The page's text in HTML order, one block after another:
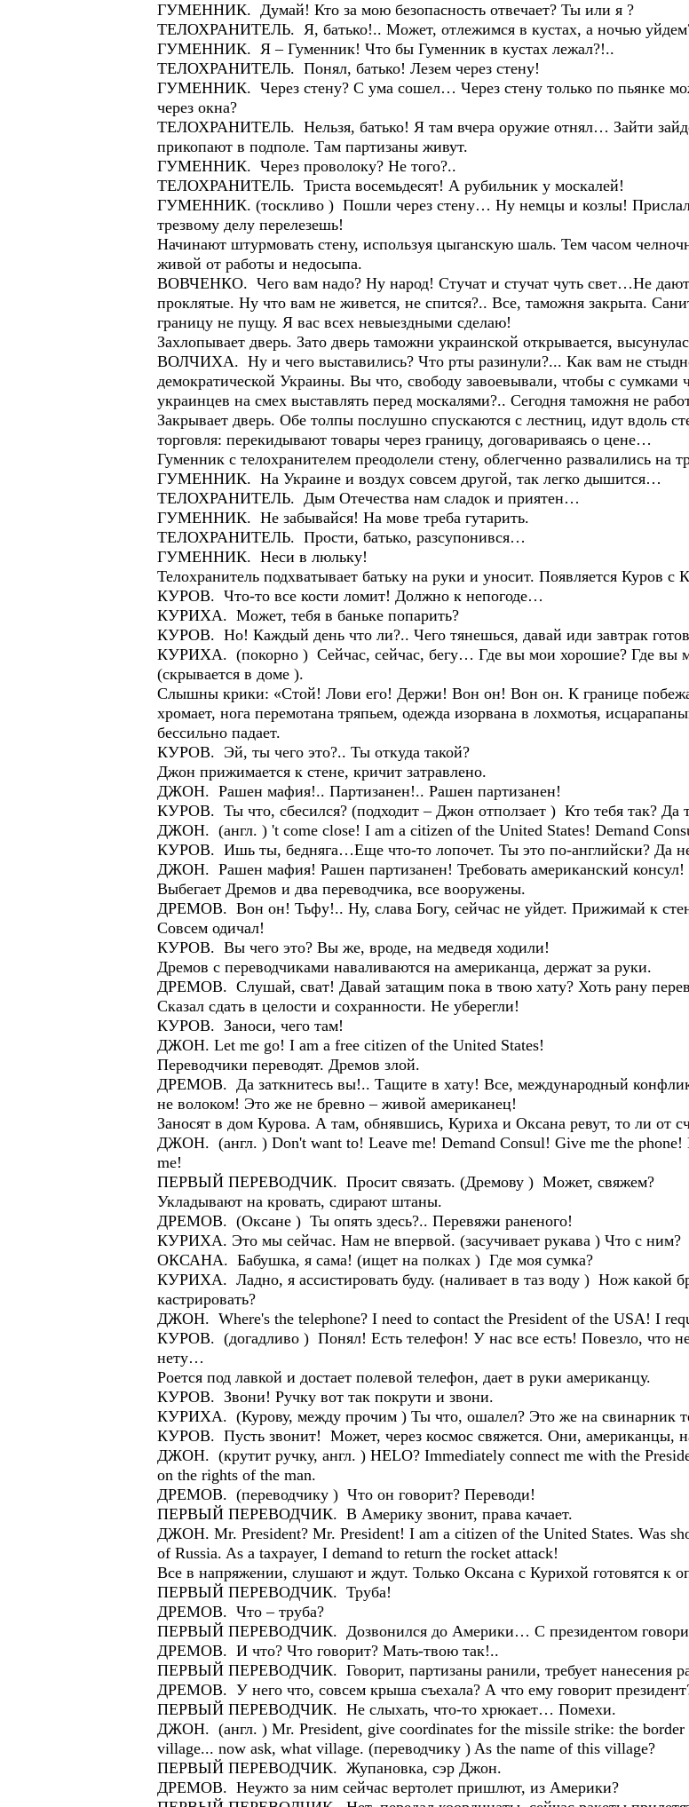
ГУМЕННИК. Думай! Кто за мою безопасность отвечает? Ты или я ?
ТЕЛОХРАНИТЕЛЬ. Я, батько!.. Может, отлежимся в кустах, а ночью
ГУМЕННИК. Я – Гуменник! Что бы Гуменник в кустах лежал?!..
ТЕЛОХРАНИТЕЛЬ. Понял, батько! Лезем через стену!
ГУМЕННИК. Через стену? С ума сошел… Через стену только по пьянке
через окна?
ТЕЛОХРАНИТЕЛЬ. Нельзя, батько! Я там вчера оружие отнял… Зайти
прикопают в подполе. Там партизаны живут.
ГУМЕННИК. Через проволоку? Не того?..
ТЕЛОХРАНИТЕЛЬ. Триста восемьдесят! А рубильник у москалей!
ГУМЕННИК. (тоскливо ) Пошли через стену… Ну немцы и козлы!
трезвому делу перелезешь!
Начинают штурмовать стену, используя цыганскую шаль. Тем часом
живой от работы и недосыпа.
ВОВЧЕНКО. Чего вам надо? Ну народ! Стучат и стучат чуть свет…Не дают
проклятые. Ну что вам не живется, не спится?.. Все, таможня закрыта.
границу не пущу. Я вас всех невыездными сделаю!
Захлопывает дверь. Зато дверь таможни украинской открывается,
ВОЛЧИХА. Ну и чего выставились? Что рты разинули?... Как вам не
демократической Украины. Вы что, свободу завоевывали, чтобы с сумками
украинцев на смех выставлять перед москалями?.. Сегодня таможня не
Закрывает дверь. Обе толпы послушно спускаются с лестниц, идут вдоль
торговля: перекидывают товары через границу, договариваясь о цене…
Гуменник с телохранителем преодолели стену, облегченно развалились на
ГУМЕННИК. На Украине и воздух совсем другой, так легко дышится…
ТЕЛОХРАНИТЕЛЬ. Дым Отечества нам сладок и приятен…
ГУМЕННИК. Не забывайся! На мове треба гутарить.
ТЕЛОХРАНИТЕЛЬ. Прости, батько, разсупонився…
ГУМЕННИК. Неси в люльку!
Телохранитель подхватывает батьку на руки и уносит. Появляется Куров с
КУРОВ. Что-то все кости ломит! Должно к непогоде…
КУРИХА. Может, тебя в баньке попарить?
КУРОВ. Но! Каждый день что ли?.. Чего тянешься, давай иди завтрак
КУРИХА. (покорно ) Сейчас, сейчас, бегу… Где вы мои хорошие? Где вы
(скрывается в доме ).
Слышны крики: «Стой! Лови его! Держи! Вон он! Вон он. К границе
хромает, нога перемотана тряпьем, одежда изорвана в лохмотья,
бессильно падает.
КУРОВ. Эй, ты чего это?.. Ты откуда такой?
Джон прижимается к стене, кричит затравлено.
ДЖОН. Рашен мафия!.. Партизанен!.. Рашен партизанен!
КУРОВ. Ты что, сбесился? (подходит – Джон отползает ) Кто тебя так? Да
ДЖОН. (англ. ) 't come close! I am a citizen of the United States! Demand
КУРОВ. Ишь ты, бедняга…Еще что-то лопочет. Ты это по-английски? Да
ДЖОН. Рашен мафия! Рашен партизанен! Требовать американский консул!
Выбегает Дремов и два переводчика, все вооружены.
ДРЕМОВ. Вон он! Тьфу!.. Ну, слава Богу, сейчас не уйдет. Прижимай к
Совсем одичал!
КУРОВ. Вы чего это? Вы же, вроде, на медведя ходили!
Дремов с переводчиками наваливаются на американца, держат за руки.
ДРЕМОВ. Слушай, сват! Давай затащим пока в твою хату? Хоть рану
Сказал сдать в целости и сохранности. Не уберегли!
КУРОВ. Заноси, чего там!
ДЖОН. Let me go! I am a free citizen of the United States!
Переводчики переводят. Дремов злой.
ДРЕМОВ. Да заткнитесь вы!.. Тащите в хату! Все, международный
не волоком! Это же не бревно – живой американец!
Заносят в дом Курова. А там, обнявшись, Куриха и Оксана ревут, то ли от
ДЖОН. (англ. ) Don't want to! Leave me! Demand Consul! Give me the phone!
me!
ПЕРВЫЙ ПЕРЕВОДЧИК. Просит связать. (Дремову ) Может, свяжем?
Укладывают на кровать, сдирают штаны.
ДРЕМОВ. (Оксане ) Ты опять здесь?.. Перевяжи раненого!
КУРИХА. Это мы сейчас. Нам не впервой. (засучивает рукава ) Что с ним?
ОКСАНА. Бабушка, я сама! (ищет на полках ) Где моя сумка?
КУРИХА. Ладно, я ассистировать буду. (наливает в таз воду ) Нож какой
кастрировать?
ДЖОН. Where's the telephone? I need to contact the President of the USA! I
КУРОВ. (догадливо ) Понял! Есть телефон! У нас все есть! Повезло, что
нету…
Роется под лавкой и достает полевой телефон, дает в руки американцу.
КУРОВ. Звони! Ручку вот так покрути и звони.
КУРИХА. (Курову, между прочим ) Ты что, ошалел? Это же на свинарник
КУРОВ. Пусть звонит! Может, через космос свяжется. Они, американцы,
ДЖОН. (крутит ручку, англ. ) HELO? Immediately connect me with the
on the rights of the man.
ДРЕМОВ. (переводчику ) Что он говорит? Переводи!
ПЕРВЫЙ ПЕРЕВОДЧИК. В Америку звонит, права качает.
ДЖОН. Mr. President? Mr. President! I am a citizen of the United States. Was
of Russia. As a taxpayer, I demand to return the rocket attack!
Все в напряжении, слушают и ждут. Только Оксана с Курихой готовятся к
ПЕРВЫЙ ПЕРЕВОДЧИК. Труба!
ДРЕМОВ. Что – труба?
ПЕРВЫЙ ПЕРЕВОДЧИК. Дозвонился до Америки… С президентом
ДРЕМОВ. И что? Что говорит? Мать-твою так!..
ПЕРВЫЙ ПЕРЕВОДЧИК. Говорит, партизаны ранили, требует нанесения
ДРЕМОВ. У него что, совсем крыша съехала? А что ему говорит
ПЕРВЫЙ ПЕРЕВОДЧИК. Не слыхать, что-то хрюкает… Помехи.
ДЖОН. (англ. ) Mr. President, give coordinates for the missile strike: the border
village... now ask, what village. (переводчику ) As the name of this village?
ПЕРВЫЙ ПЕРЕВОДЧИК. Жупановка, сэр Джон.
ДРЕМОВ. Неужто за ним сейчас вертолет пришлют, из Америки?